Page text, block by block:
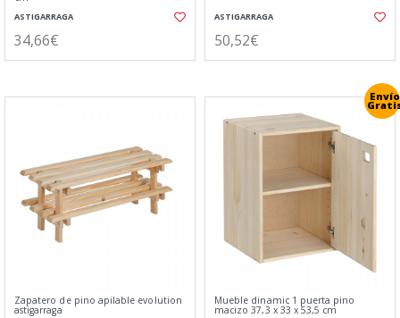
ASTIGARRAGA
34,66€
ASTIGARRAGA
50,52€
Zapatero de pino apilable evolution
astigarraga
Envío
Mueble dinamic 1 puerta pino
macizo 37,3 x 33 x 53,5 cm